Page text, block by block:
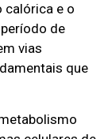
calórica e o
de
vias
que